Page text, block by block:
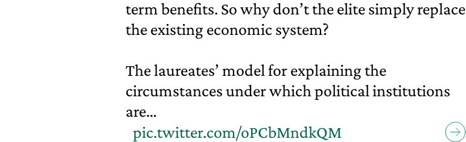
term benefits. So why don’t the elite simply replace
the existing economic system?
The laureates’ model for explaining the
circumstances under which political institutions
are…
pic.twitter.com/oPCbMndkQM